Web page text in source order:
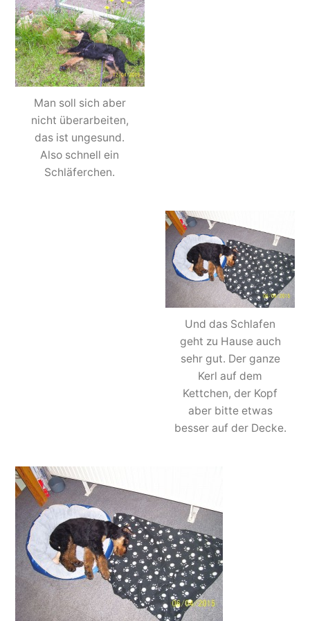
Man soll sich aber
nicht überarbeiten,
das ist ungesund.
Also schnell ein
Schläferchen.
Und das Schlafen
geht zu Hause auch
sehr gut. Der ganze
Kerl auf dem
Kettchen, der Kopf
aber bitte etwas
besser auf der Decke.